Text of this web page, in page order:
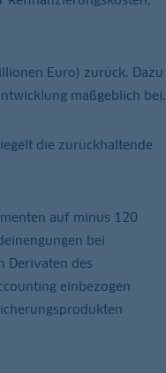
Euro) zurück. Dazu
maßgeblich bei.
die zurückhaltende
auf minus 120
bei
Derivaten des
einbezogen